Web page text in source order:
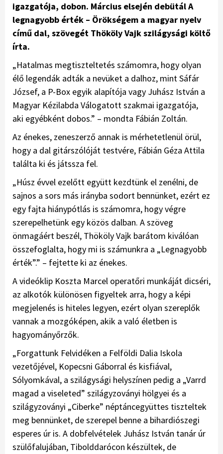
igazgatója, dobon. Március elsején debütál A
legnagyobb érték – Örökségem a magyar nyelv
című dal, szövegét Thököly Vajk szilágysági költő
írta.
„Hatalmas megtiszteltetés számomra, hogy olyan
élő legendák adták a nevüket a dalhoz, mint Sáfár
József, a P-Box egyik alapítója vagy Juhász István a
Magyar Kézilabda Válogatott szakmai igazgatója,
aki egyébként dobos.” – mondta Fábián Zoltán.
Az énekes, zeneszerző annak is mérhetetlenül örül,
hogy a dal gitárszólóját testvére, Fábián Géza Attila
találta ki és játssza fel.
„Húsz évvel ezelőtt együtt kezdtünk el zenélni, de
sajnos a sors más irányba sodort bennünket, ezért ez
egy fajta hiánypótlás is számomra, hogy végre
szerepelhetünk egy közös dalban. A szöveg
önmagáért beszél, Thököly Vajk barátom kiválóan
összefoglalta, hogy mi is számunkra a „Legnagyobb
érték”.” – fejtette ki az énekes.
A videóklip Koszta Marcel operatőri munkáját dicséri,
az alkotók különösen figyeltek arra, hogy a képi
megjelenés is hiteles legyen, ezért olyan szereplők
vannak a mozgóképen, akik a való életben is
hagyományőrzők.
„Forgattunk Felvidéken a Felföldi Dalia Iskola
vezetőjével, Kopecsni Gáborral és kisfiával,
Sólyomkával, a szilágysági helyszínen pedig a „Varrd
magad a viseleted” szilágyzoványi hölgyei és a
szilágyzoványi „Ciberke” néptáncegyüttes tiszteltek
meg bennünket, de szerepel benne a bihardiószegi
esperes úr is. A dobfelvételek Juhász István tanár úr
szülőfalujában, Tibolddarócon készültek, de